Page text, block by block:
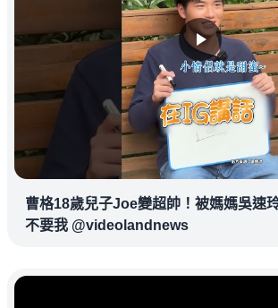
曹格18歲兒子Joe變超帥！被媽媽吳速
不要我 @videolandnews